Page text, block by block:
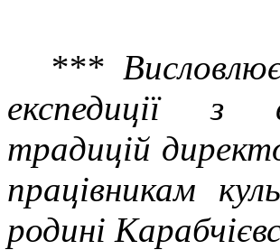
***
експедиції з
традицій
працівникам
родині